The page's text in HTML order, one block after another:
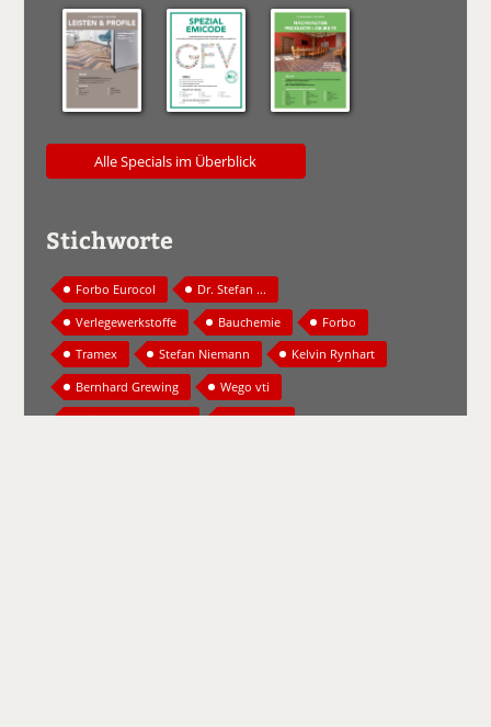
Alle Specials im Überblick
Stichworte
Forbo Eurocol
Dr. Stefan ...
Verlegewerkstoffe
Bauchemie
Forbo
Tramex
Stefan Niemann
Kelvin Rynhart
Bernhard Grewing
Wego vti
Michael Abersfelder
Baustoffe